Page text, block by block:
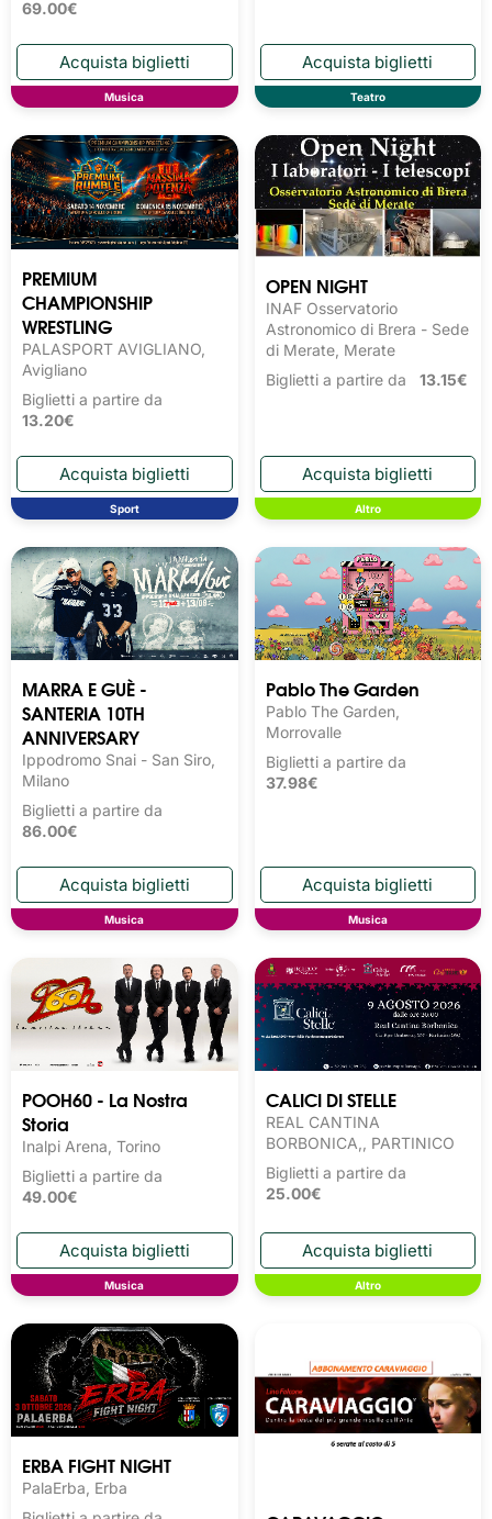
69.00€
Musica Teatro
PREMIUM
CHAMPIONSHIP
WRESTLING
PALASPORT AVIGLIANO,
Avigliano
Biglietti a partire da
13.20€
Sport
OPEN NIGHT
INAF Osservatorio
Astronomico di Brera - Sede
di Merate, Merate
Biglietti a partire da 13.15€
Altro
MARRA E GUÈ -
SANTERIA 10TH
ANNIVERSARY
Ippodromo Snai - San Siro,
Milano
Biglietti a partire da
86.00€
Musica
Pablo The Garden
Pablo The Garden,
Morrovalle
Biglietti a partire da
37.98€
Musica
POOH60 - La Nostra
Storia
Inalpi Arena, Torino
Biglietti a partire da
49.00€
Musica
CALICI DI STELLE
REAL CANTINA
BORBONICA,, PARTINICO
Biglietti a partire da
25.00€
Altro
ERBA FIGHT NIGHT
PalaErba, Erba